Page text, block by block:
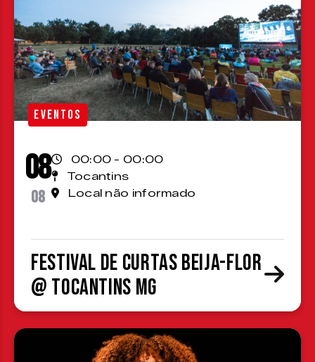
EVENTOS
08
08
00:00 - 00:00
Tocantins
Local não informado
Festival de Curtas Beija-Flor
@ Tocantins MG